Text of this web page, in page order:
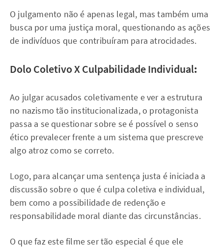
O julgamento não é apenas legal, mas também uma
busca por uma justiça moral, questionando as ações
de indivíduos que contribuíram para atrocidades.
Dolo Coletivo X Culpabilidade Individual:
Ao julgar acusados coletivamente e ver a estrutura
no nazismo tão institucionalizada, o protagonista
passa a se questionar sobre se é possível o senso
ético prevalecer frente a um sistema que prescreve
algo atroz como se correto.
Logo, para alcançar uma sentença justa é iniciada a
discussão sobre o que é culpa coletiva e individual,
bem como a possibilidade de redenção e
responsabilidade moral diante das circunstâncias.
O que faz este filme ser tão especial é que ele